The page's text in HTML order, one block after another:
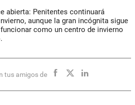
abierta: Penitentes continuará
aunque la gran incógnita sigue
como un centro de invierno
tus amigos de